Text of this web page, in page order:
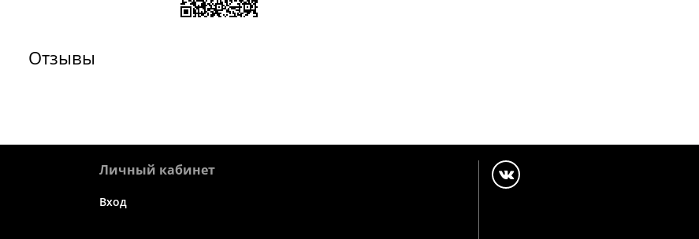
Отзывы
Личный кабинет
Вход